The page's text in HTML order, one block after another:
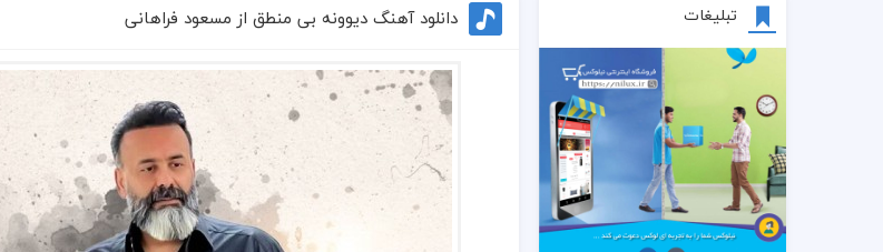
تبلیغات دانلود آهنگ دیوونه‌ بی منطق از مسعود فراهانی